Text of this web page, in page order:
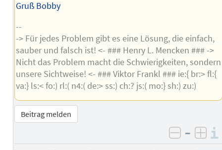
Gruß Bobby
--
-> Für jedes Problem gibt es eine Lösung, die einfach,
sauber und falsch ist! <- ### Henry L. Mencken ### ->
Nicht das Problem macht die Schwierigkeiten, sondern
unsere Sichtweise! <- ### Viktor Frankl ### ie:{ br:> fl:{
va:} ls:< fo:) rl:( n4:( de:> ss:) ch:? js:( mo:} sh:) zu:)
Beitrag melden
negativ
–